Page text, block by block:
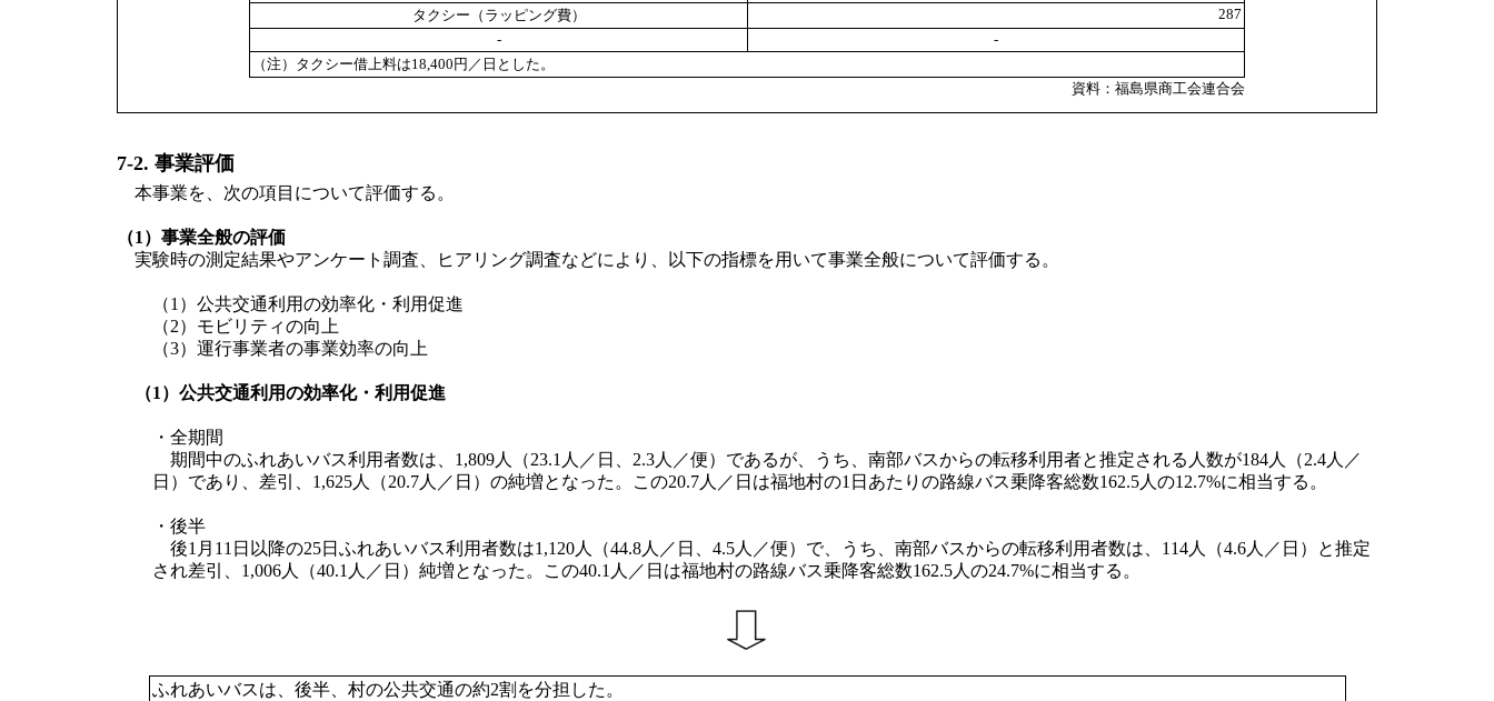
タクシー（ラッピング費）
287
-
-
（注）タクシー借上料は18,400円／日とした。
資料：福島県商工会連合会
7-2. 事業評価
本事業を、次の項目について評価する。
（1）事業全般の評価
実験時の測定結果やアンケート調査、ヒアリング調査などにより、以下の指標を用いて事業全般について評価する。
（1）公共交通利用の効率化・利用促進
（2）モビリティの向上
（3）運行事業者の事業効率の向上
（1）公共交通利用の効率化・利用促進
・全期間
期間中のふれあいバス利用者数は、1,809人（23.1人／日、2.3人／便）であるが、うち、南部バスからの転移利用者と推定される人数が184人（2.4人／
日）であり、差引、1,625人（20.7人／日）の純増となった。この20.7人／日は福地村の1日あたりの路線バス乗降客総数162.5人の12.7%に相当する。
・後半
後1月11日以降の25日ふれあいバス利用者数は1,120人（44.8人／日、4.5人／便）で、うち、南部バスからの転移利用者数は、114人（4.6人／日）と推定
され差引、1,006人（40.1人／日）純増となった。この40.1人／日は福地村の路線バス乗降客総数162.5人の24.7%に相当する。
ふれあいバスは、後半、村の公共交通の約2割を分担した。